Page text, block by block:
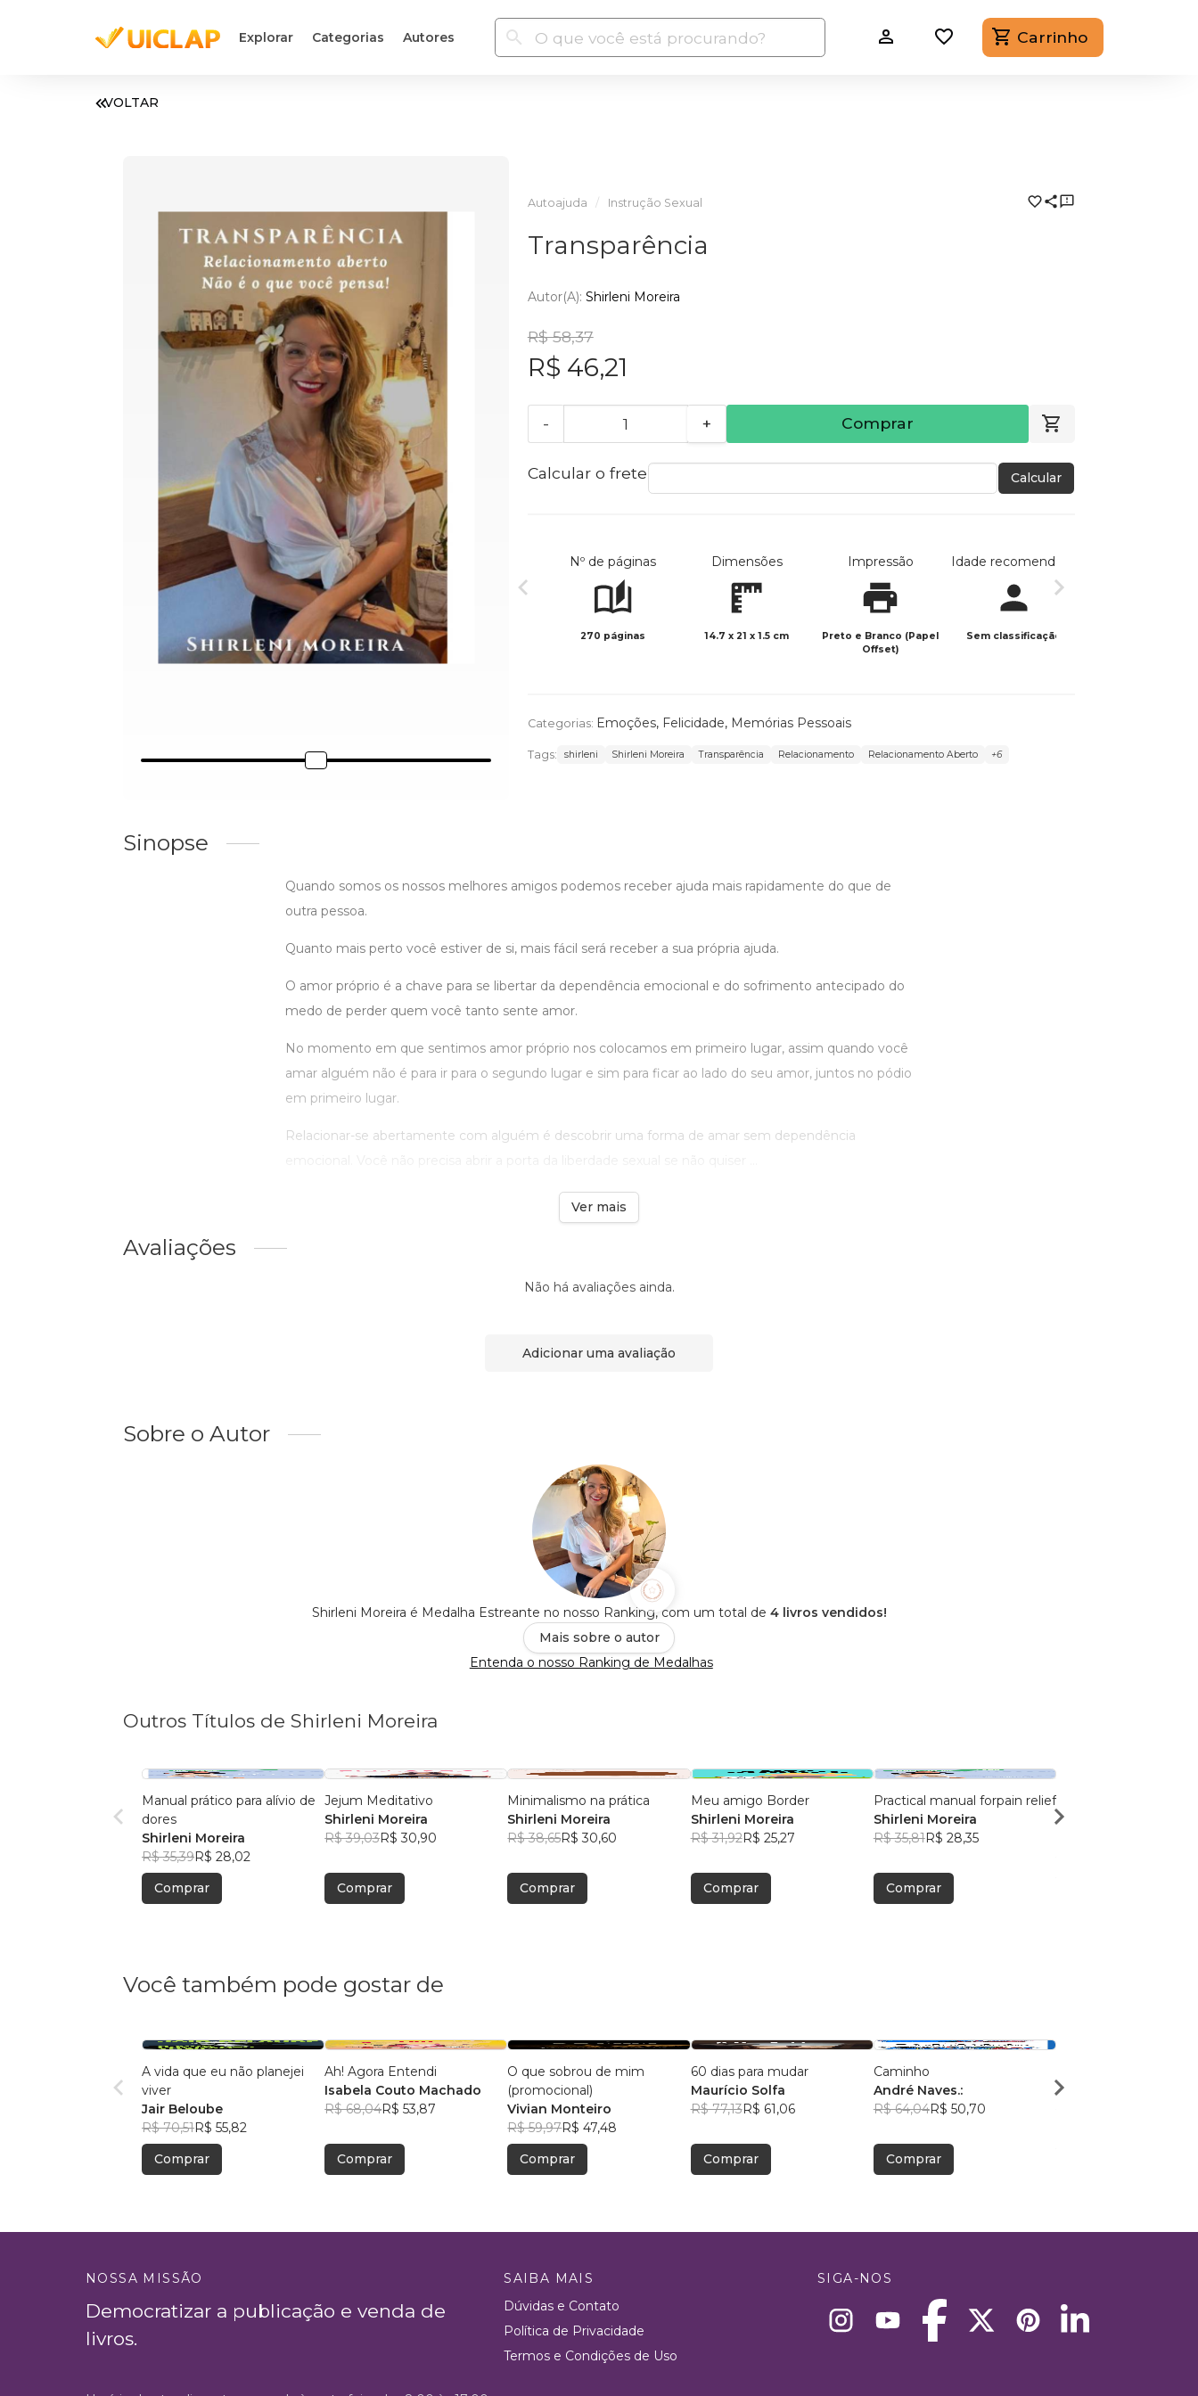
Explorar Categorias Autores Carrinho
VOLTAR
Autoajuda Instrução Sexual
Transparência
Autor(a): Shirleni Moreira
R$ 58,37
R$ 46,21
- + Comprar
Calcular o frete Calcular
Nº de páginas
270 páginas
Dimensões
14.7 x 21 x 1.5 cm
Impressão
Preto e Branco (Papel
Offset)
Idade recomendada
Sem classificação
Categorias: Emoções, Felicidade, Memórias Pessoais
Tags: shirleni Shirleni Moreira Transparência Relacionamento Relacionamento Aberto +6
Sinopse
Quando somos os nossos melhores amigos podemos receber ajuda mais rapidamente do que de
outra pessoa.
Quanto mais perto você estiver de si, mais fácil será receber a sua própria ajuda.
O amor próprio é a chave para se libertar da dependência emocional e do sofrimento antecipado do
medo de perder quem você tanto sente amor.
No momento em que sentimos amor próprio nos colocamos em primeiro lugar, assim quando você
amar alguém não é para ir para o segundo lugar e sim para ficar ao lado do seu amor, juntos no pódio
em primeiro lugar.
Relacionar-se abertamente com alguém é descobrir uma forma de amar sem dependência
Ver mais
Avaliações
Não há avaliações ainda.
Adicionar uma avaliação
Sobre o Autor
Shirleni Moreira é Medalha Estreante no nosso Ranking, com um total de 4 livros vendidos!
Mais sobre o autor
Entenda o nosso Ranking de Medalhas
Outros Títulos de Shirleni Moreira
Manual prático para alívio de
dores
Shirleni Moreira
R$ 35,39R$ 28,02
Comprar
Jejum Meditativo
Shirleni Moreira
R$ 39,03R$ 30,90
Comprar
Minimalismo na prática
Shirleni Moreira
R$ 38,65R$ 30,60
Comprar
Meu amigo Border
Shirleni Moreira
R$ 31,92R$ 25,27
Comprar
Practical manual forpain relief
Shirleni Moreira
R$ 35,81R$ 28,35
Comprar
Minimalism in practice
the whole family
Você também pode gostar de
A vida que eu não planejei
viver
Jair Beloube
R$ 70,51R$ 55,82
Comprar
Ah! Agora Entendi
Isabela Couto Machado
R$ 68,04R$ 53,87
Comprar
O que sobrou de mim
(promocional)
Vivian Monteiro
R$ 59,97R$ 47,48
Comprar
60 dias para mudar
Maurício Solfa
R$ 77,13R$ 61,06
Comprar
Caminho
André Naves.:
R$ 64,04R$ 50,70
Comprar
JOSE TRINTIN JUNIOR
NOSSA MISSÃO
Democratizar a publicação e venda de
livros.
SAIBA MAIS
Dúvidas e Contato
Política de Privacidade
Termos e Condições de Uso
SIGA-NOS